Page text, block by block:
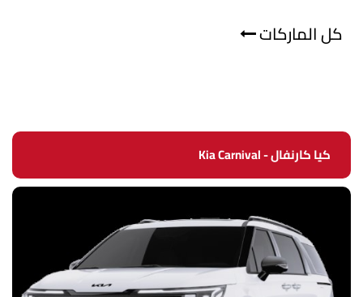
كل الماركات
كيا كارنفال - Kia Carnival